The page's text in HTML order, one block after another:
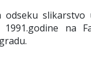
odseku slikarstvo
na